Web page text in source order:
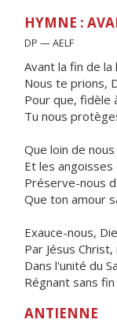
HYMNE :
DP — AELF
Avant la fin de la
Nous te prions,
Pour que, fidèle
Tu nous
Que loin de
Et les angoisses
Préserve-nous
Que ton amour
Exauce-nous,
Par Jésus
Dans l'unité du
Régnant sans
ANTIENNE